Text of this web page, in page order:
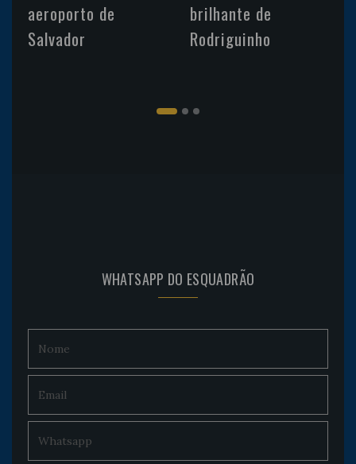
aeroporto de
Salvador
brilhante de
Rodriguinho
WHATSAPP DO ESQUADRÃO